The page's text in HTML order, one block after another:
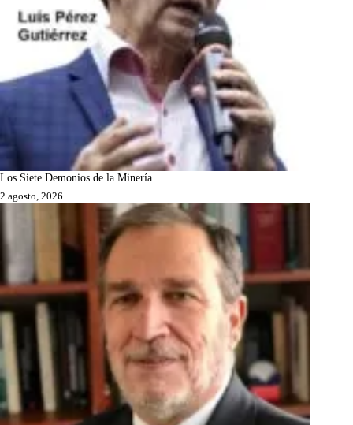
Los Siete Demonios de la Minería
2 agosto, 2026